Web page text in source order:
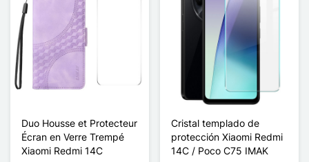
Duo Housse et Protecteur
Écran en Verre Trempé
Xiaomi Redmi 14C
Cristal templado de
protección Xiaomi Redmi
14C / Poco C75 IMAK